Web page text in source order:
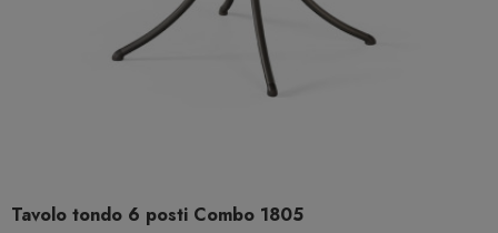
Tavolo tondo 6 posti Combo 1805